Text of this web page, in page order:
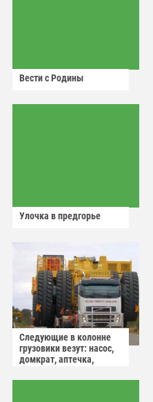
Вести с Родины
Улочка в предгорье
Следующие в колонне
грузовики везут: насос,
домкрат, аптечка,